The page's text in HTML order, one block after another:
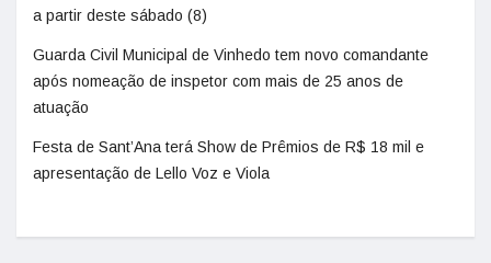
a partir deste sábado (8)
Guarda Civil Municipal de Vinhedo tem novo comandante
após nomeação de inspetor com mais de 25 anos de
atuação
Festa de Sant’Ana terá Show de Prêmios de R$ 18 mil e
apresentação de Lello Voz e Viola